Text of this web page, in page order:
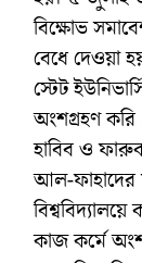
বিক্ষোভ
বেধে দেওয়া
স্টেট
অংশগ্রহণ করি
হাবিব ও
আল-ফাহাদের
কাজ কর্মে